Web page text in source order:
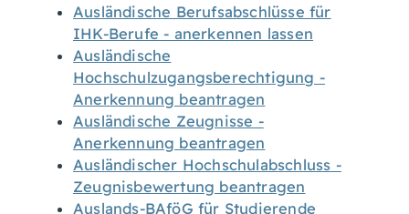
Ausländische Berufsabschlüsse für
IHK-Berufe - anerkennen lassen
Ausländische
Hochschulzugangsberechtigung -
Anerkennung beantragen
Ausländische Zeugnisse -
Anerkennung beantragen
Ausländischer Hochschulabschluss -
Zeugnisbewertung beantragen
Auslands-BAföG für Studierende